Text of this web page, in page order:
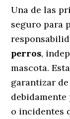
Una de las
seguro para
perros,
mascota.
garantizar
o incidentes